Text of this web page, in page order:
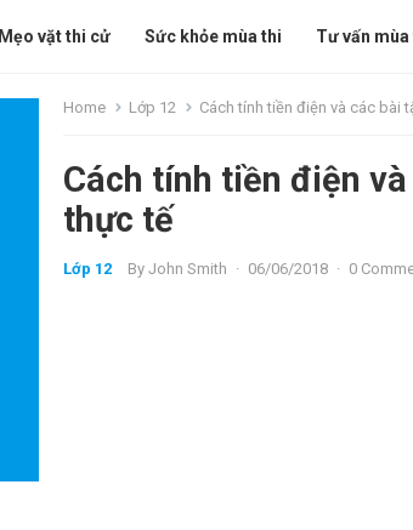
Mẹo vặt thi cử Sức khỏe mùa thi Tư vấn mùa
Home Lớp 12 Cách tính tiền điện và các bài
Cách tính tiền điện
thực tế
Lớp 12 By John Smith · 06/06/2018 · 0